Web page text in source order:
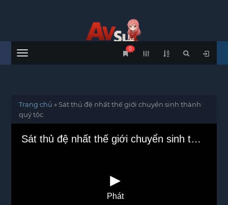
Menu
0
Trang chủ »Sát thủ đệ nhất thế giới chuyển sinh thành
quý tộc
Sát thủ đệ nhất thế giới chuyển sinh thành quý tộc
Phát